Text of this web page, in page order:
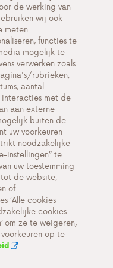
de werking van
wij ook
meten
functies te
mogelijk te
verwerken zoals
rubrieken,
aantal
interacties met de
aan externe
buiten de
uw voorkeuren
noodzakelijke
instellingen” te
uw toestemming
de website,
of
‘Alle cookies
cookies
om ze te weigeren,
voorkeuren op te